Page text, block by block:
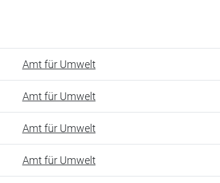
Amt für Umwelt
Amt für Umwelt
Amt für Umwelt
Amt für Umwelt